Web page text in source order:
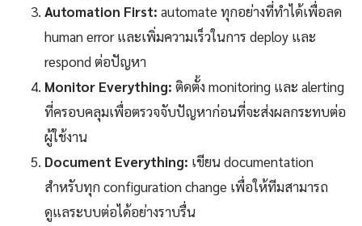
Automation First: automate ทุกอย่างที่ทำได้เพื่อลด
human error และเพิ่มความเร็วในการ deploy และ
respond ต่อปัญหา
Monitor Everything: ติดตั้ง monitoring และ alerting
ที่ครอบคลุมเพื่อตรวจจับปัญหาก่อนที่จะส่งผลกระทบต่อ
ผู้ใช้งาน
Document Everything: เขียน documentation
สำหรับทุก configuration change เพื่อให้ทีมสามารถ
ดูแลระบบต่อได้อย่างราบรื่น